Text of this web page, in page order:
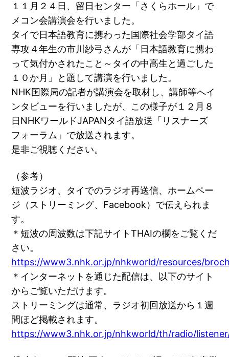
１１月２４日、留日センター「さくらホール」で
メコン会講演会を行いました。
タイで日本語教育に携わった国際社会学部タイ語
専攻４年生の市川紗弓さんが「日本語教育に携わ
って気付かされたこと～タイの中高生と過ごした
１０か月」と題して講演を行いました。
NHK国際局の記者が講演会を取材し、講師等へイ
ンタビューを行いましたが、この様子が１２月８
日NHKワールドJAPANタイ語放送「リスナーズ
フォーラム」で放送されます。
是非ご視聴ください。
（参考）
短波ラジオ、タイでのラジオ再送信、ホームペー
ジ（ストリーミング、Facebook）で伝えられま
す。
＊短波の周波数は下記サイトTHAIの欄をご覧くだ
さい。
https://www3.nhk.or.jp/nhkworld/resources/
＊インターネットを通じた配信は、以下のサイト
からご覧いただけます。
ストリーミングは通常、ラジオ初回放送から１週
間ほど掲載されます。
https://www3.nhk.or.jp/nhkworld/th/radio/